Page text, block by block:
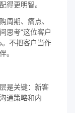
得更明智。
周期、痛点、
思考"这位客户
不把客户当作
。
是关键：新客
通策略和内